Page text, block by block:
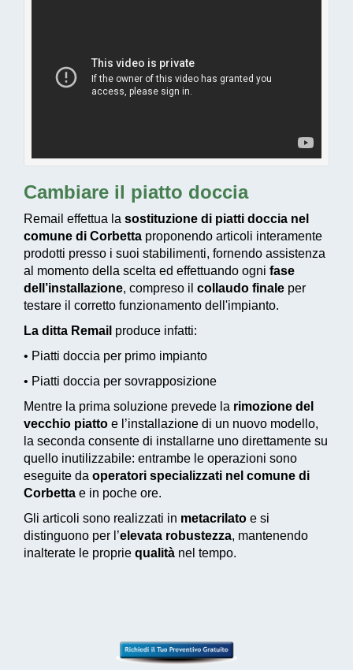
Cambiare il piatto doccia
Remail effettua la sostituzione di piatti doccia nel
comune di Corbetta proponendo articoli interamente
prodotti presso i suoi stabilimenti, fornendo assistenza
al momento della scelta ed effettuando ogni fase
dell’installazione, compreso il collaudo finale per
testare il corretto funzionamento dell'impianto.
La ditta Remail produce infatti:
• Piatti doccia per primo impianto
• Piatti doccia per sovrapposizione
Mentre la prima soluzione prevede la rimozione del
vecchio piatto e l’installazione di un nuovo modello,
la seconda consente di installarne uno direttamente su
quello inutilizzabile: entrambe le operazioni sono
eseguite da operatori specializzati nel comune di
Corbetta e in poche ore.
Gli articoli sono realizzati in metacrilato e si
distinguono per l’elevata robustezza, mantenendo
inalterate le proprie qualità nel tempo.